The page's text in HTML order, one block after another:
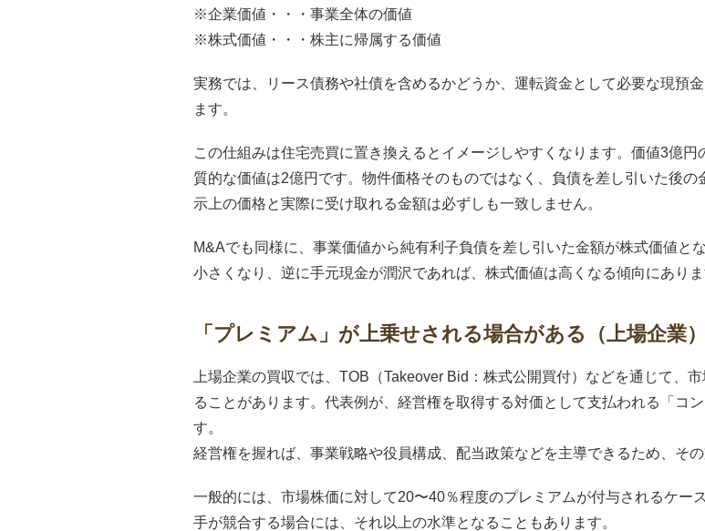
※企業価値・・・事業全体の価値
※株式価値・・・株主に帰属する価値
実務では、リース債務や社債を含めるかどうか、運転資金として必要な現預
ます。
この仕組みは住宅売買に置き換えるとイメージしやすくなります。価値3億
質的な価値は2億円です。物件価格そのものではなく、負債を差し引いた後
示上の価格と実際に受け取れる金額は必ずしも一致しません。
M&Aでも同様に、事業価値から純有利子負債を差し引いた金額が株式価値と
小さくなり、逆に手元現金が潤沢であれば、株式価値は高くなる傾向にありま
「プレミアム」が上乗せされる場合がある（上場企業）
上場企業の買収では、TOB（Takeover Bid：株式公開買付）などを通じて、
ることがあります。代表例が、経営権を取得する対価として支払われる「コ
す。
経営権を握れば、事業戦略や役員構成、配当政策などを主導できるため、そ
一般的には、市場株価に対して20〜40％程度のプレミアムが付与されるケー
手が競合する場合には、それ以上の水準となることもあります。